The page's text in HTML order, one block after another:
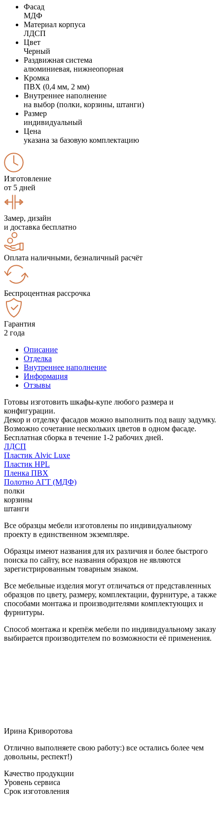
Фасад
МДФ
Материал корпуса
ЛДСП
Цвет
Черный
Раздвижная система
алюминиевая, нижнеопорная
Кромка
ПВХ (0,4 мм, 2 мм)
Внутреннее наполнение
на выбор (полки, корзины, штанги)
Размер
индивидуальный
Цена
указана за базовую комплектацию
Изготовление
от 5 дней
Замер, дизайн
и доставка бесплатно
Оплата наличными, безналичный расчёт
Беспроцентная рассрочка
Гарантия
2 года
Описание
Отделка
Внутреннее наполнение
Информация
Отзывы
Готовы изготовить шкафы-купе любого размера и
конфигурации.
Декор и отделку фасадов можно выполнить под вашу задумку.
Возможно сочетание нескольких цветов в одном фасаде.
Бесплатная сборка в течение 1-2 рабочих дней.
ЛДСП
Пластик Alvic Luxe
Пластик HPL
Пленка ПВХ
Полотно АГТ (МДФ)
полки
корзины
штанги
Все образцы мебели изготовлены по индивидуальному
проекту в единственном экземпляре.
Образцы имеют названия для их различия и более быстрого
поиска по сайту, все названия образцов не являются
зарегистрированным товарным знаком.
Все мебельные изделия могут отличаться от представленных
образцов по цвету, размеру, комплектации, фурнитуре, а также
способами монтажа и производителями комплектующих и
фурнитуры.
Способ монтажа и крепёж мебели по индивидуальному заказу
выбирается производителем по возможности её применения.
Ирина Криворотова
Отлично выполняете свою работу:) все остались более чем
довольны, респект!)
Качество продукции
Уровень сервиса
Срок изготовления